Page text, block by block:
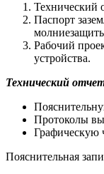
Технический
Паспорт
Рабочий
устройства.
Технический
Протоколы
Графическую
Пояснительная